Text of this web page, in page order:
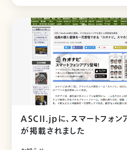
ASCII.jpに、スマートフォン
が掲載されました